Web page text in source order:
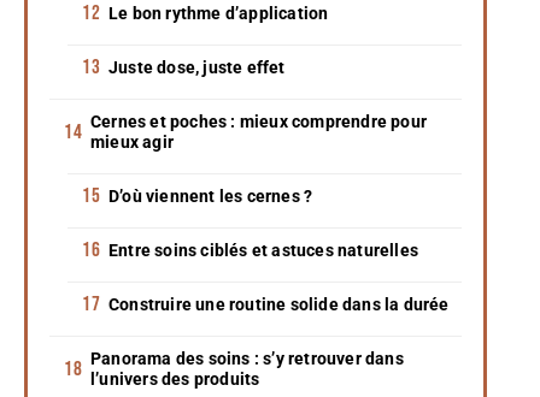
Le bon rythme d’application
Juste dose, juste effet
Cernes et poches : mieux comprendre pour
mieux agir
D’où viennent les cernes ?
Entre soins ciblés et astuces naturelles
Construire une routine solide dans la durée
Panorama des soins : s’y retrouver dans
l’univers des produits